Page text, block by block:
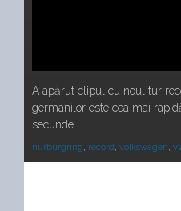
A apărut clipul cu noul tur
germanilor este cea mai
secunde.
nurburgring, record, volkswagen,